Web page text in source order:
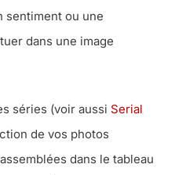
sentiment ou une
dans une image
séries (voir aussi Serial
de vos photos
dans le tableau